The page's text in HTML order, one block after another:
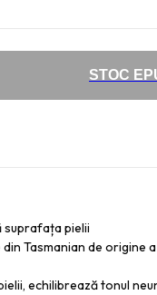
STOC
suprafața pielii
Tasmanian de origine
echilibrează tonul